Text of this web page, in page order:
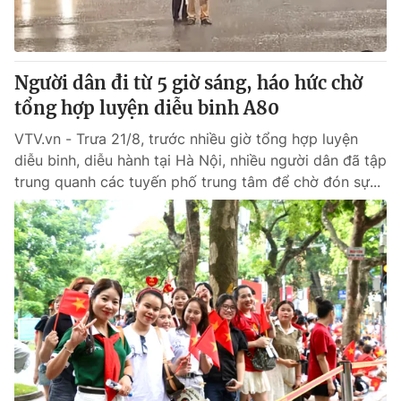
® Cấm sao chép dưới mọi hình thức nếu không có sự chấp
thông tin từ website này.
Người dân đi từ 5 giờ sáng, háo hức chờ
tổng hợp luyện diễu binh A80
VTV.vn - Trưa 21/8, trước nhiều giờ tổng hợp luyện
diễu binh, diễu hành tại Hà Nội, nhiều người dân đã tập
trung quanh các tuyến phố trung tâm để chờ đón sự...